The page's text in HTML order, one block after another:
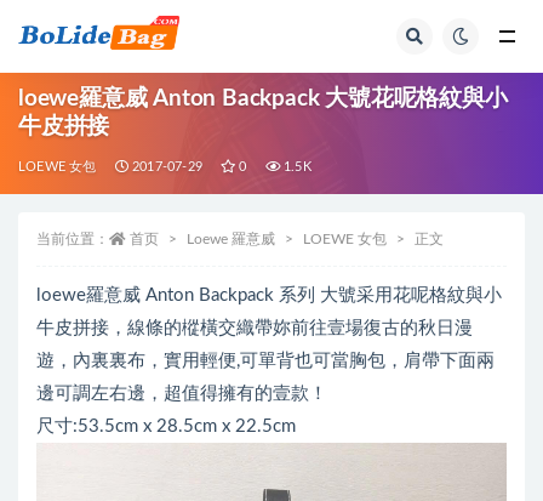
loewe羅意威 Anton Backpack 大號花呢格紋與小
牛皮拼接
LOEWE 女包 2017-07-29 0 1.5K
当前位置： 首页 Loewe 羅意威 LOEWE 女包 正文
loewe羅意威 Anton Backpack 系列 大號采用花呢格紋與小
牛皮拼接，線條的樅橫交織帶妳前往壹場復古的秋日漫
遊，內裏裏布，實用輕便,可單背也可當胸包，肩帶下面兩
邊可調左右邊，超值得擁有的壹款！
尺寸:53.5cm x 28.5cm x 22.5cm